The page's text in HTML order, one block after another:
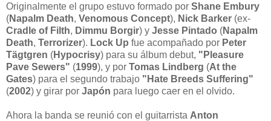
Originalmente el grupo estuvo formado por Shane Embury
(Napalm Death, Venomous Concept), Nick Barker (ex-
Cradle of Filth, Dimmu Borgir) y Jesse Pintado (Napalm
Death, Terrorizer). Lock Up fue acompañado por Peter
Tägtgren (Hypocrisy) para su álbum debut, "Pleasure
Pave Sewers" (1999), y por Tomas Lindberg (At the
Gates) para el segundo trabajo "Hate Breeds Suffering"
(2002) y girar por Japón para luego caer en el olvido.
Ahora la banda se reunió con el guitarrista Anton